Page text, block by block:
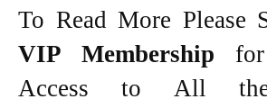
To Read More Please
VIP Membership
Access to All